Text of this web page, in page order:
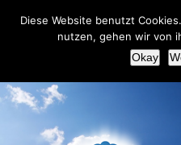
+49(0)2151 451092
Diese Website benutzt
nutzen, gehen wir von
Okay